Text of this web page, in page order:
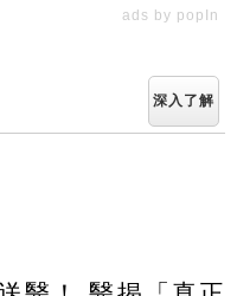
ads by popIn
深入了解